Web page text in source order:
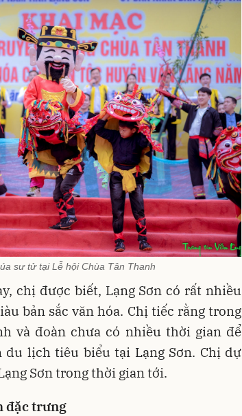
sư tử tại Lễ hội Chùa Tân Thanh
chị được biết, Lạng Sơn có rất nhiều
bản sắc văn hóa. Chị tiếc rằng trong
và đoàn chưa có nhiều thời gian để
lịch tiêu biểu tại Lạng Sơn. Chị dự
Sơn trong thời gian tới.
đặc trưng